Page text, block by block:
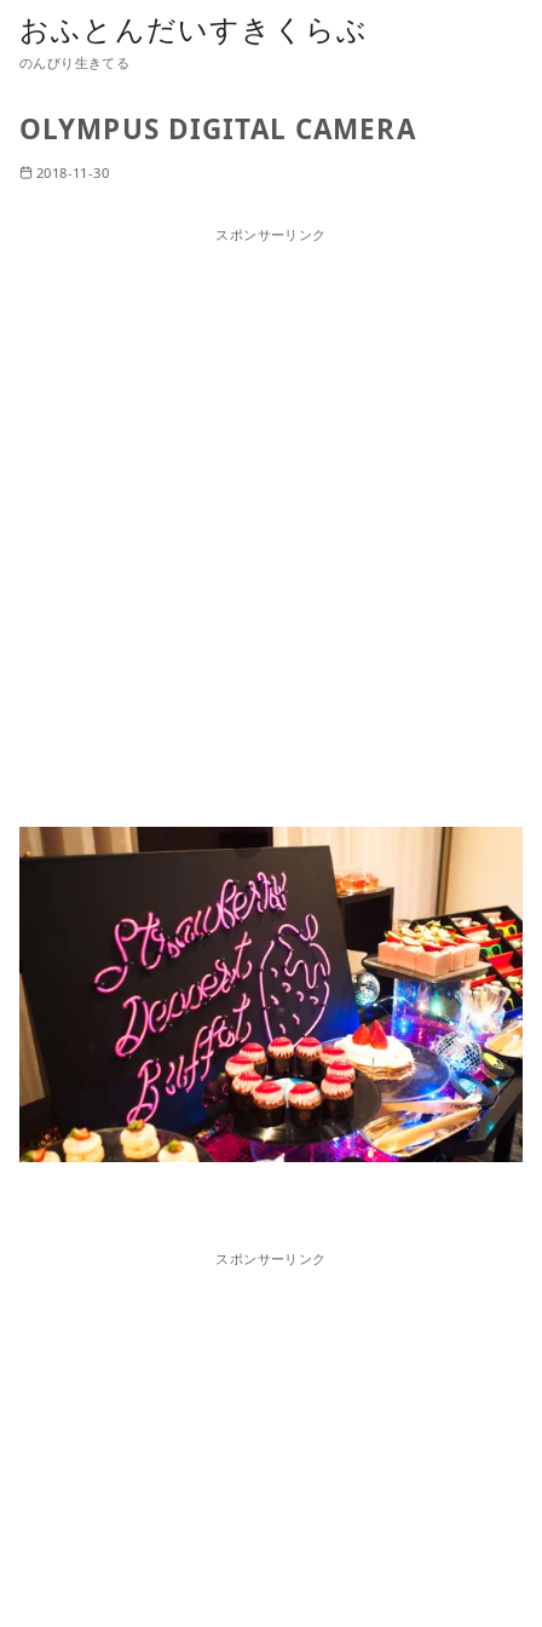
おふとんだいすきくらぶ
のんびり生きてる
OLYMPUS DIGITAL CAMERA
2018-11-30
スポンサーリンク
スポンサーリンク